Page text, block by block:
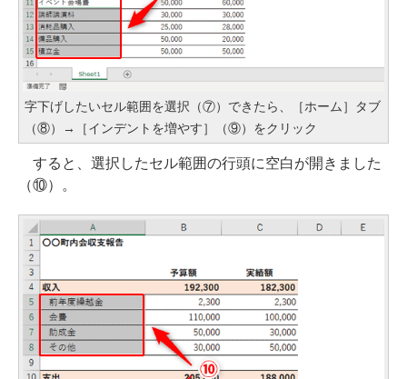
字下げしたいセル範囲を選択（⑦）できたら、［ホーム］タブ
（⑧）→［インデントを増やす］（⑨）をクリック
すると、選択したセル範囲の行頭に空白が開きました
（⑩）。